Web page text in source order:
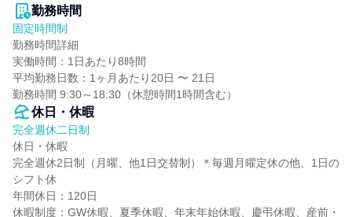
勤務時間
固定時間制
勤務時間詳細
実働時間：1日あたり8時間
平均勤務日数：1ヶ月あたり20日 〜 21日
勤務時間 9:30～18:30（休憩時間1時間含む）
休日・休暇
完全週休二日制
休日・休暇
完全週休2日制（月曜、他1日交替制）＊毎週月曜定休の他、1日の
シフト休
年間休日：120日
休暇制度：GW休暇、夏季休暇、年末年始休暇、慶弔休暇、産前・